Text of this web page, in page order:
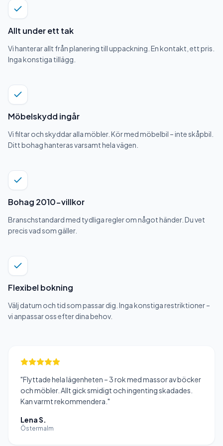
Allt under ett tak
Vi hanterar allt från planering till uppackning. En kontakt, ett pris.
Inga konstiga tillägg.
Möbelskydd ingår
Vi filtar och skyddar alla möbler. Kör med möbelbil – inte skåpbil.
Ditt bohag hanteras varsamt hela vägen.
Bohag 2010-villkor
Branschstandard med tydliga regler om något händer. Du vet
precis vad som gäller.
Flexibel bokning
Välj datum och tid som passar dig. Inga konstiga restriktioner –
vi anpassar oss efter dina behov.
"Flyttade hela lägenheten – 3 rok med massor av böcker
och möbler. Allt gick smidigt och ingenting skadades.
Kan varmt rekommendera. "
Lena S.
Östermalm